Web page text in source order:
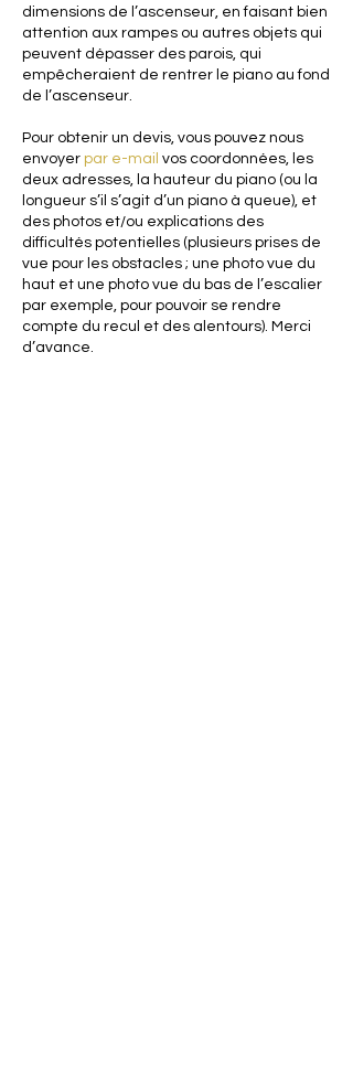
dimensions de l’ascenseur, en faisant bien
attention aux rampes ou autres objets qui
peuvent dépasser des parois, qui
empêcheraient de rentrer le piano au fond
de l’ascenseur.
Pour obtenir un devis, vous pouvez nous
envoyer par e-mail vos coordonnées, les
deux adresses, la hauteur du piano (ou la
longueur s’il s’agit d’un piano à queue), et
des photos et/ou explications des
difficultés potentielles (plusieurs prises de
vue pour les obstacles ; une photo vue du
haut et une photo vue du bas de l’escalier
par exemple, pour pouvoir se rendre
compte du recul et des alentours). Merci
d’avance.